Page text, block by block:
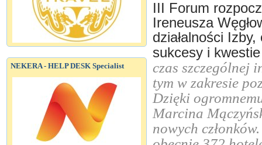
NEKERA - HELP DESK Specialist
III Forum
Ireneusza
działalności
sukcesy i
czas szczególnej
tym w zakresie
Dzięki
Marcina
nowych